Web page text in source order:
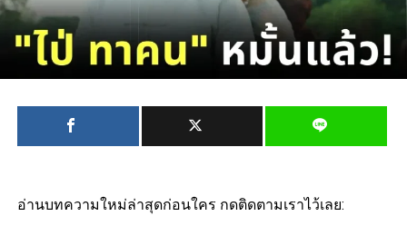
อ่านบทความใหม่ล่าสุดก่อนใคร กดติดตามเราไว้เลย: